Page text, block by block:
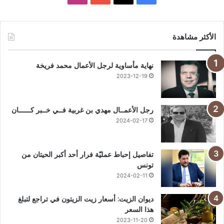
الأكثر مشاهدة
نهاية مأساوية لرجل الأعمال محمد فريخة
2023-12-19
رجل الأعمــال مهدي بن غربية فــي خــبر كــــــان
2024-02-17
تفاصيل إحباط عمليّة فرار أحد أكبر الحيتان من
تونس
2024-02-11
ديوان الزيت: أسعار زيت الزيتون في تراجع لتبلغ
هذا السعر
2023-11-20